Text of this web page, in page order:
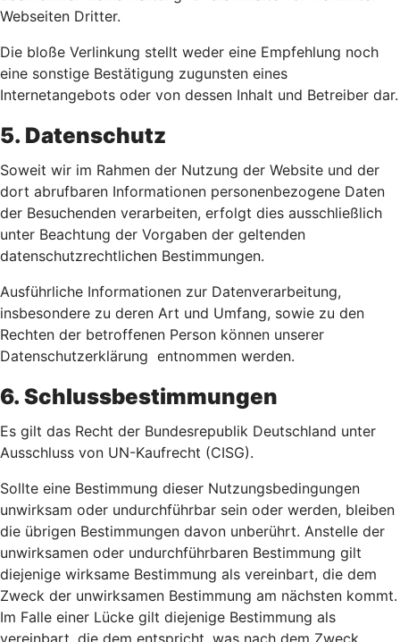
Webseiten Dritter.
Die bloße Verlinkung stellt weder eine Empfehlung noch
eine sonstige Bestätigung zugunsten eines
Internetangebots oder von dessen Inhalt und Betreiber dar.
5. Datenschutz
Soweit wir im Rahmen der Nutzung der Website und der
dort abrufbaren Informationen personenbezogene Daten
der Besuchenden verarbeiten, erfolgt dies ausschließlich
unter Beachtung der Vorgaben der geltenden
datenschutzrechtlichen Bestimmungen.
Ausführliche Informationen zur Datenverarbeitung,
insbesondere zu deren Art und Umfang, sowie zu den
Rechten der betroffenen Person können unserer
Datenschutzerklärung entnommen werden.
6. Schlussbestimmungen
Es gilt das Recht der Bundesrepublik Deutschland unter
Ausschluss von UN-Kaufrecht (CISG).
Sollte eine Bestimmung dieser Nutzungsbedingungen
unwirksam oder undurchführbar sein oder werden, bleiben
die übrigen Bestimmungen davon unberührt. Anstelle der
unwirksamen oder undurchführbaren Bestimmung gilt
diejenige wirksame Bestimmung als vereinbart, die dem
Zweck der unwirksamen Bestimmung am nächsten kommt.
Im Falle einer Lücke gilt diejenige Bestimmung als
vereinbart, die dem entspricht, was nach dem Zweck